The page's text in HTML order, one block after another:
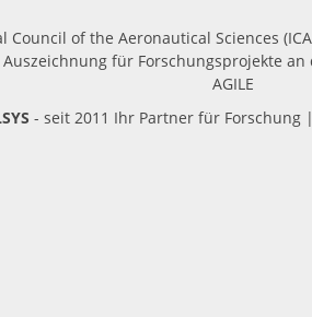
Council of the Aeronautical Sciences
für Forschungsprojekte an
AGILE
- seit 2011 Ihr Partner für